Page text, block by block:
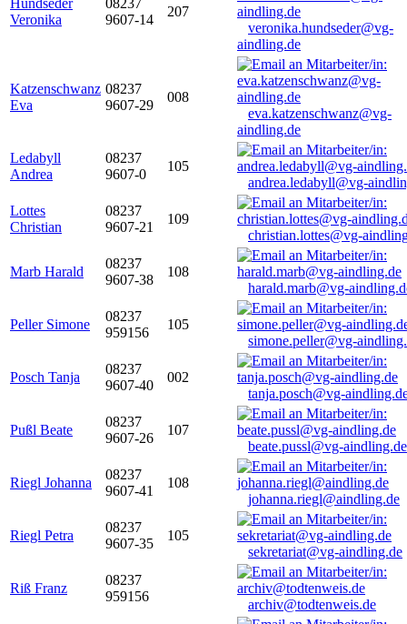
Hundseder
Veronika
08237
9607-14
207
veronika.hundseder@vg-
aindling.de
Katzenschwanz
Eva
08237
9607-29
008
eva.katzenschwanz@vg-
aindling.de
Ledabyll
Andrea
08237
9607-0
105
andrea.ledabyll@vg-
Lottes
Christian
08237
9607-21
109
christian.lottes@vg-
Marb Harald
08237
9607-38
108
harald.marb@vg-
Peller Simone
08237
959156
105
simone.peller@vg-
Posch Tanja
08237
9607-40
002
tanja.posch@vg-
Pußl Beate
08237
9607-26
107
beate.pussl@vg-aindling.de
Riegl Johanna
08237
9607-41
108
johanna.riegl@aindling.de
Riegl Petra
08237
9607-35
105
sekretariat@vg-aindling.de
Riß Franz
08237
959156
archiv@todtenweis.de